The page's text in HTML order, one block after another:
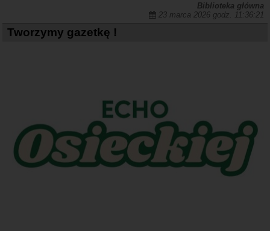
Biblioteka główna
23 marca 2026 godz. 11:36:21
Tworzymy gazetkę !